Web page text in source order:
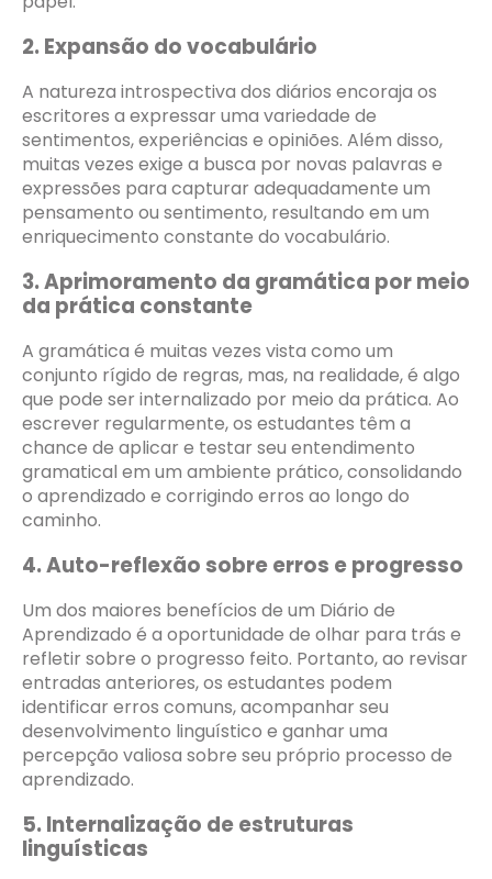
2. Expansão do vocabulário
A natureza introspectiva dos diários encoraja os
escritores a expressar uma variedade de
sentimentos, experiências e opiniões. Além disso,
muitas vezes exige a busca por novas palavras e
expressões para capturar adequadamente um
pensamento ou sentimento, resultando em um
enriquecimento constante do vocabulário.
3. Aprimoramento da gramática por meio
da prática constante
A gramática é muitas vezes vista como um
conjunto rígido de regras, mas, na realidade, é algo
que pode ser internalizado por meio da prática. Ao
escrever regularmente, os estudantes têm a
chance de aplicar e testar seu entendimento
gramatical em um ambiente prático, consolidando
o aprendizado e corrigindo erros ao longo do
caminho.
4. Auto-reflexão sobre erros e progresso
Um dos maiores benefícios de um Diário de
Aprendizado é a oportunidade de olhar para trás e
refletir sobre o progresso feito. Portanto, ao revisar
entradas anteriores, os estudantes podem
identificar erros comuns, acompanhar seu
desenvolvimento linguístico e ganhar uma
percepção valiosa sobre seu próprio processo de
aprendizado.
5. Internalização de estruturas
linguísticas